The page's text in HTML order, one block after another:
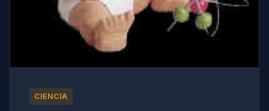
CIENCIA